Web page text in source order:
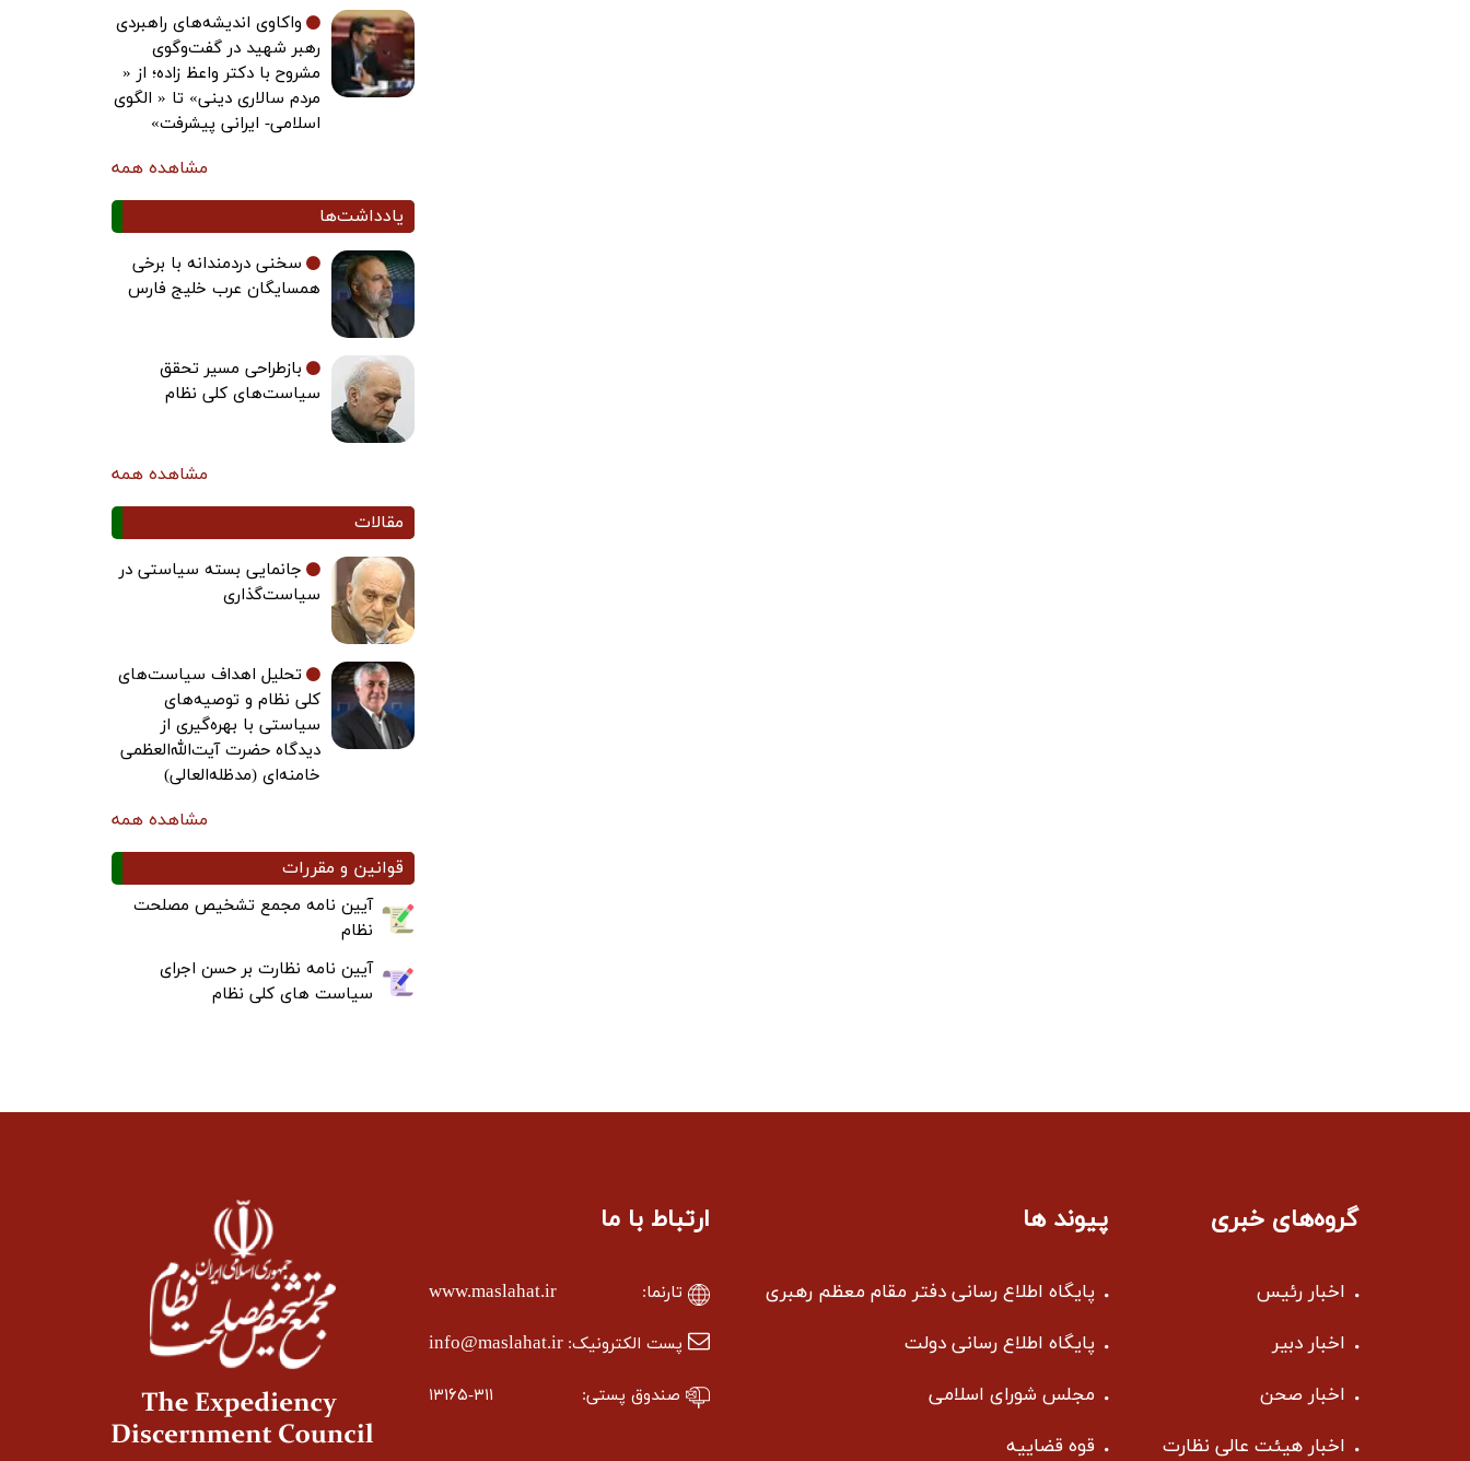
واکاوی اندیشه‌های راهبردی
رهبر شهید در گفت‌وگوی
مشروح با دکتر واعظ زاده؛ از «
مردم سالاری دینی» تا « الگوی
اسلامی- ایرانی پیشرفت»
مشاهده همه
یادداشت‌ها
سخنی دردمندانه با برخی
همسایگان عرب خلیج فارس
بازطراحی مسیر تحقق
سیاست‌های کلی نظام
مشاهده همه
مقالات
جانمایی بسته سیاستی در
سیاست‌گذاری
تحلیل اهداف سیاست‌های
کلی نظام و توصیه‌های
سیاستی با بهره‌گیری از
دیدگاه حضرت آیت‌الله‌العظمی
خامنه‌ای (مدظله‌العالی)
مشاهده همه
قوانین و مقررات
آیین نامه مجمع تشخیص مصلحت
نظام
آیین نامه نظارت بر حسن اجرای
سیاست های کلی نظام
گروه‌های خبری
اخبار رئیس
اخبار دبیر
اخبار صحن
اخبار هیئت عالی نظارت
پیوند ها
پایگاه اطلاع رسانی دفتر مقام معظم رهبری
پایگاه اطلاع رسانی دولت
مجلس شورای اسلامی
قوه قضاییه
ارتباط با ما
تارنما: www.maslahat.ir
پست الکترونیک: info@maslahat.ir
صندوق پستی: ۱۳۱۶۵-۳۱۱